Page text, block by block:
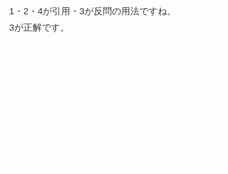
1・2・4が引用・3が反問の用法ですね。
3が正解です。